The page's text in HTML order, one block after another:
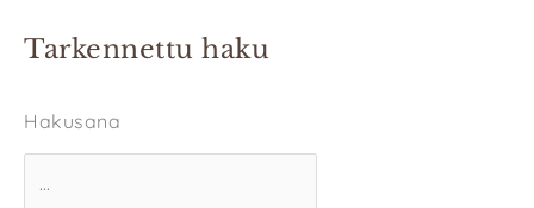
Tarkennettu haku
Hakusana